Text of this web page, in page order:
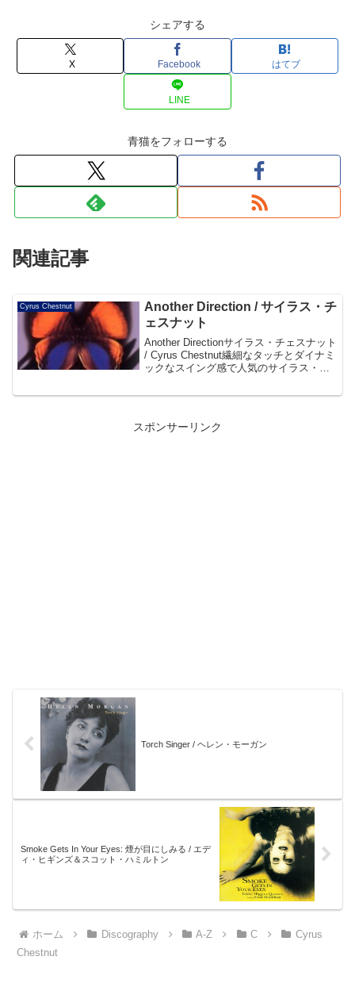
シェアする
X Facebook はてブ
LINE
青猫をフォローする
関連記事
Cyrus Chestnut
Another Direction / サイラス・チ
ェスナット
Another Directionサイラス・チェスナット
/ Cyrus Chestnut繊細なタッチとダイナミ
ックなスイング感で人気のサイラス・チ
視されている彼が、クリスチャン・マク
スポンサーリンク
Torch Singer / ヘレン・モーガン
Smoke Gets In Your Eyes: 煙が目にしみる / エデ
ィ・ヒギンズ＆スコット・ハミルトン
ホーム Discography A-Z C
Cyrus
Chestnut